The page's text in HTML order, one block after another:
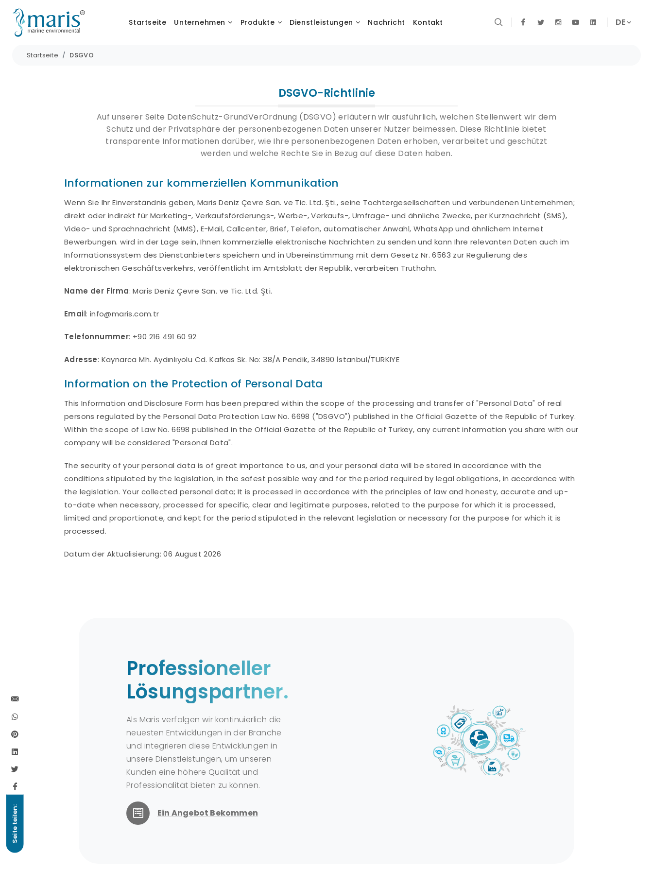
DE
Startseite Unternehmen Produkte Dienstleistungen Nachricht Kontakt
Startseite DSGVO
DSGVO-Richtlinie
Auf unserer Seite DatenSchutz-GrundVerOrdnung (DSGVO) erläutern wir ausführlich, welchen Stellenwert wir dem
Schutz und der Privatsphäre der personenbezogenen Daten unserer Nutzer beimessen. Diese Richtlinie bietet
transparente Informationen darüber, wie Ihre personenbezogenen Daten erhoben, verarbeitet und geschützt
werden und welche Rechte Sie in Bezug auf diese Daten haben.
Informationen zur kommerziellen Kommunikation
Wenn Sie Ihr Einverständnis geben, Maris Deniz Çevre San. ve Tic. Ltd. Şti., seine Tochtergesellschaften und verbundenen Unternehmen;
direkt oder indirekt für Marketing-, Verkaufsförderungs-, Werbe-, Verkaufs-, Umfrage- und ähnliche Zwecke, per Kurznachricht (SMS),
Video- und Sprachnachricht (MMS), E-Mail, Callcenter, Brief, Telefon, automatischer Anwahl, WhatsApp und ähnlichem Internet
Bewerbungen. wird in der Lage sein, Ihnen kommerzielle elektronische Nachrichten zu senden und kann Ihre relevanten Daten auch im
Informationssystem des Dienstanbieters speichern und in Übereinstimmung mit dem Gesetz Nr. 6563 zur Regulierung des
elektronischen Geschäftsverkehrs, veröffentlicht im Amtsblatt der Republik, verarbeiten Truthahn.
Name der Firma: Maris Deniz Çevre San. ve Tic. Ltd. Şti.
Email: info@maris.com.tr
Telefonnummer: +90 216 491 60 92
Adresse: Kaynarca Mh. Aydınlıyolu Cd. Kafkas Sk. No: 38/A Pendik, 34890 İstanbul/TURKIYE
Information on the Protection of Personal Data
This Information and Disclosure Form has been prepared within the scope of the processing and transfer of "Personal Data" of real
persons regulated by the Personal Data Protection Law No. 6698 ("DSGVO") published in the Official Gazette of the Republic of Turkey.
Within the scope of Law No. 6698 published in the Official Gazette of the Republic of Turkey, any current information you share with our
company will be considered "Personal Data".
The security of your personal data is of great importance to us, and your personal data will be stored in accordance with the
conditions stipulated by the legislation, in the safest possible way and for the period required by legal obligations, in accordance with
the legislation. Your collected personal data; It is processed in accordance with the principles of law and honesty, accurate and up-
to-date when necessary, processed for specific, clear and legitimate purposes, related to the purpose for which it is processed,
limited and proportionate, and kept for the period stipulated in the relevant legislation or necessary for the purpose for which it is
processed.
Datum der Aktualisierung: 06 August 2026
Professioneller
Lösungspartner.
Als Maris verfolgen wir kontinuierlich die
neuesten Entwicklungen in der Branche
und integrieren diese Entwicklungen in
unsere Dienstleistungen, um unseren
Kunden eine höhere Qualität und
Professionalität bieten zu können.
Ein Angebot Bekommen
Seite teilen: